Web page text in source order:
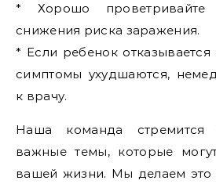
* Хорошо
снижения риска заражения.
* Если ребенок отказывается
симптомы ухудшаются,
к врачу.
Наша команда стремится
важные темы, которые
вашей жизни. Мы делаем это